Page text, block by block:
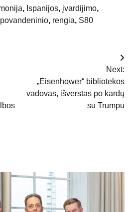
, Ispanijos, įvardijimo,
povandeninio, rengia, S80
Next:
„Eisenhower“ bibliotekos
vadovas, išverstas po kardų
su Trumpu